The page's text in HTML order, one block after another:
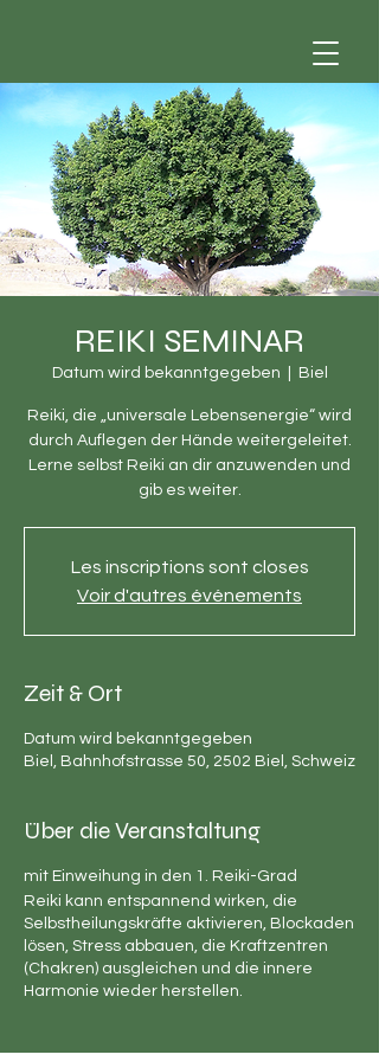
REIKI SEMINAR
Datum wird bekanntgegeben Biel
Reiki, die „universale Lebensenergie“ wird
durch Auflegen der Hände weitergeleitet.
Lerne selbst Reiki an dir anzuwenden und
gib es weiter.
Les inscriptions sont closes
Voir d'autres événements
Zeit & Ort
Datum wird bekanntgegeben
Biel, Bahnhofstrasse 50, 2502 Biel, Schweiz
Über die Veranstaltung
mit Einweihung in den 1. Reiki-Grad
Reiki kann entspannend wirken, die
Selbstheilungskräfte aktivieren, Blockaden
lösen, Stress abbauen, die Kraftzentren
(Chakren) ausgleichen und die innere
Harmonie wieder herstellen.